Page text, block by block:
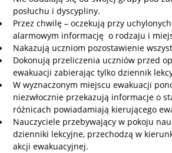
posłuchu i dyscypliny.
Przez chwilę – oczekują przy
alarmowym informację o rodzaju i
Nakazują uczniom pozostawienie
Dokonują przeliczenia uczniów przed
ewakuacji zabierając tylko dziennik
W wyznaczonym miejscu ewakuacji
niezwłocznie przekazują informacje o
różnicach powiadamiają kierującego
Nauczyciele przebywający w pokoju
dzienniki lekcyjne, przechodzą w
akcji ewakuacyjnej.